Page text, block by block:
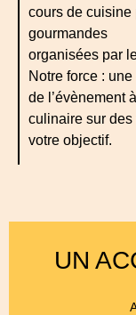
cours de cuisine
gourmandes
organisées par
Notre force :
de l’évènement
culinaire sur des
votre objectif.
UN